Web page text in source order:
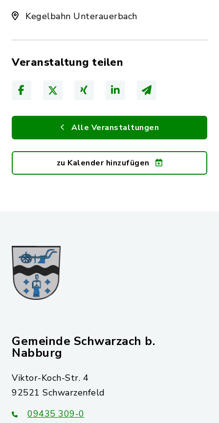
Kegelbahn Unterauerbach
Veranstaltung teilen
Alle Veranstaltungen
zu Kalender hinzufügen
Gemeinde Schwarzach b.
Nabburg
Viktor-Koch-Str. 4
92521 Schwarzenfeld
09435 309-0